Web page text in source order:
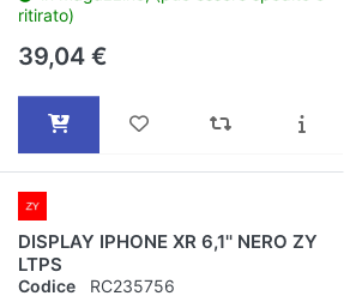
ritirato)
39,04 €
DISPLAY IPHONE XR 6,1'' NERO ZY
LTPS
Codice RC235756